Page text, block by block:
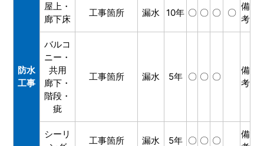
防水
工事
屋上・
廊下床
工事箇所 漏水 10年 〇 〇 〇 〇
備
考
バルコ
ニー・
共用
廊下・
階段・
疵
工事箇所 漏水 5年 〇 〇 〇
備
考
シーリ
工事箇所 漏水 5年 〇 〇 〇
備